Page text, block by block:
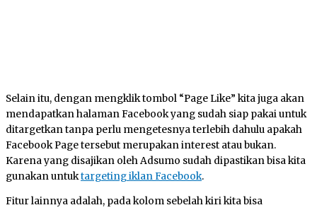
Selain itu, dengan mengklik tombol “Page Like” kita juga akan
mendapatkan halaman Facebook yang sudah siap pakai untuk
ditargetkan tanpa perlu mengetesnya terlebih dahulu apakah
Facebook Page tersebut merupakan interest atau bukan.
Karena yang disajikan oleh Adsumo sudah dipastikan bisa kita
gunakan untuktargeting iklan Facebook.
Fitur lainnya adalah, pada kolom sebelah kiri kita bisa